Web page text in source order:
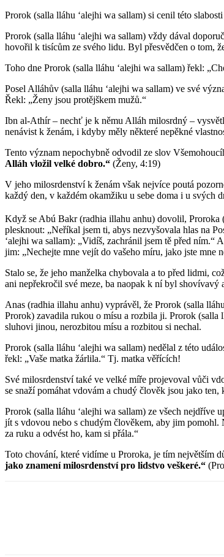
Prorok (salla lláhu ʻalejhi wa sallam) si cenil této
Prorok (salla lláhu ʻalejhi wa sallam) vždy dával
hovořil k tisícům ze svého lidu. Byl přesvědčen o tom,
Toho dne Prorok (salla lláhu ʻalejhi wa sallam) řekl:
Posel Alláhův (salla lláhu ʻalejhi wa sallam) ve své
Řekl: „Ženy jsou protějškem mužů.“
Ibn al-Athír – nechť je k němu Alláh milosrdný –
nenávist k ženám, i kdyby měly některé nepěkné
Tento význam nepochybně odvodil ze slov
Alláh vložil velké dobro.“ (Ženy, 4:19)
V jeho milosrdenství k ženám však nejvíce poutá
každý den, v každém okamžiku u sebe doma i u svých
Když se Abú Bakr (radhia illahu anhu) dovolil, Proroka
plesknout: „Neříkal jsem ti, abys nezvyšovala hlas na
ʻalejhi wa sallam): „Vidíš, zachránil jsem tě před
jim: „Nechejte mne vejít do vašeho míru, jako jste mne
Stalo se, že jeho manželka chybovala a to před lidmi,
ani nepřekročil své meze, ba naopak k ní byl shovívavý
Anas (radhia illahu anhu) vyprávěl, že Prorok (salla
Prorok) zavadila rukou o mísu a rozbila ji. Prorok (salla
sluhovi jinou, nerozbitou mísu a rozbitou si nechal.
Prorok (salla lláhu ʻalejhi wa sallam) nedělal z této
řekl: „Vaše matka žárlila.“ Tj. matka věřících!
Své milosrdenství také ve velké míře projevoval vůči
se snaží pomáhat vdovám a chudý člověk jsou jako
Prorok (salla lláhu ʻalejhi wa sallam) ze všech
jít s vdovou nebo s chudým člověkem, aby jim
za ruku a odvést ho, kam si přála.“
Toto chování, které vidíme u Proroka, je tím největším
jako znamení milosrdenství pro lidstvo veškeré.“